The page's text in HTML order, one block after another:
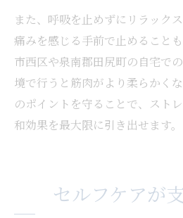
また、呼吸を止めずにリラック
痛みを感じる手前で止めること
市西区や泉南郡田尻町の自宅で
境で行うと筋肉がより柔らかく
のポイントを守ることで、スト
和効果を最大限に引き出せます。
セルフケアが